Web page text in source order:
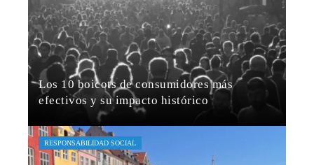
Los 10 boicots de consumidores más
efectivos y su impacto histórico
RESPONSABILIDAD SOCIAL